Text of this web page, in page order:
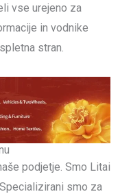
vse urejeno za
in vodnike
spletna stran.
podjetje. Smo Litai
smo za